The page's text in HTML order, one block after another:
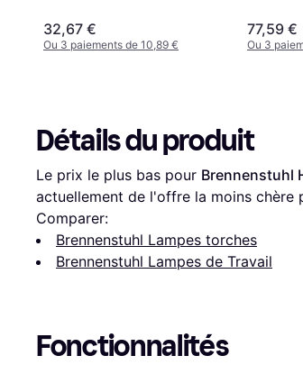
32,67 €
Ou 3 paiements de 10,89 €
77,59 €
Ou 3
Détails du produit
Le prix le plus bas pour Brennenstuhl
actuellement de l'offre la moins chère
Comparer:
Brennenstuhl Lampes torches
Brennenstuhl Lampes de Travail
Fonctionnalités